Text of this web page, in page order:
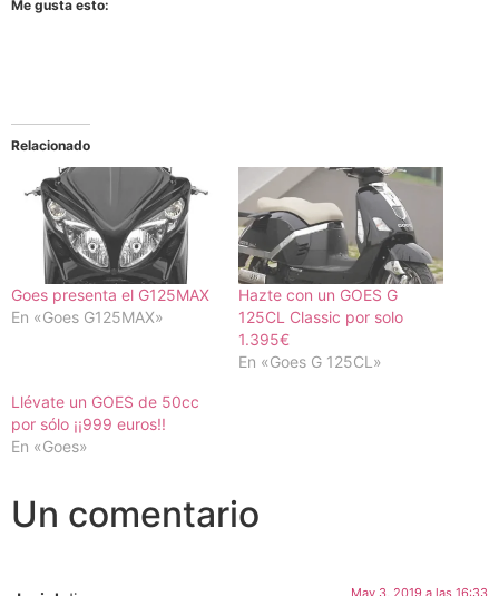
Me gusta esto:
Relacionado
Goes presenta el G125MAX
En «Goes G125MAX»
Hazte con un GOES G
125CL Classic por solo
1.395€
En «Goes G 125CL»
Llévate un GOES de 50cc
por sólo ¡¡999 euros!!
En «Goes»
Un comentario
May 3, 2019 a las 16:33